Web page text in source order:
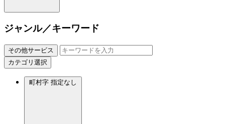
ジャンル／キーワード
その他サービス
カテゴリ選択
町村字 指定なし